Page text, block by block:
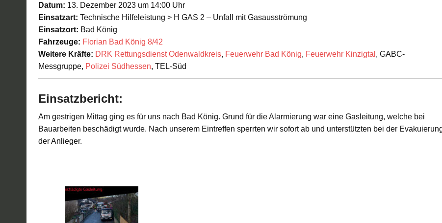
Datum: 13. Dezember 2023 um 14:00 Uhr
Einsatzart: Technische Hilfeleistung > H GAS 2 – Unfall mit Gasausströmung
Einsatzort: Bad König
Fahrzeuge: Florian Bad König 8/42
Weitere Kräfte: DRK Rettungsdienst Odenwaldkreis, Feuerwehr Bad König, Feuerwehr Kinzigtal , GABC-
Messgruppe, Polizei Südhessen, TEL-Süd
Einsatzbericht:
Am gestrigen Mittag ging es für uns nach Bad König. Grund für die Alarmierung war eine Gasleitung, welche bei
Bauarbeiten beschädigt wurde. Nach unserem Eintreffen sperrten wir sofort ab und unterstützten bei der
der Anlieger.